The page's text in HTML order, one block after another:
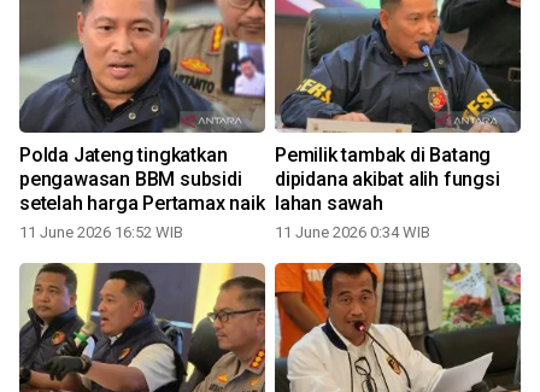
Polda Jateng tingkatkan
pengawasan BBM subsidi
setelah harga Pertamax naik
11 June 2026 16:52 WIB
Pemilik tambak di Batang
dipidana akibat alih fungsi
lahan sawah
11 June 2026 0:34 WIB